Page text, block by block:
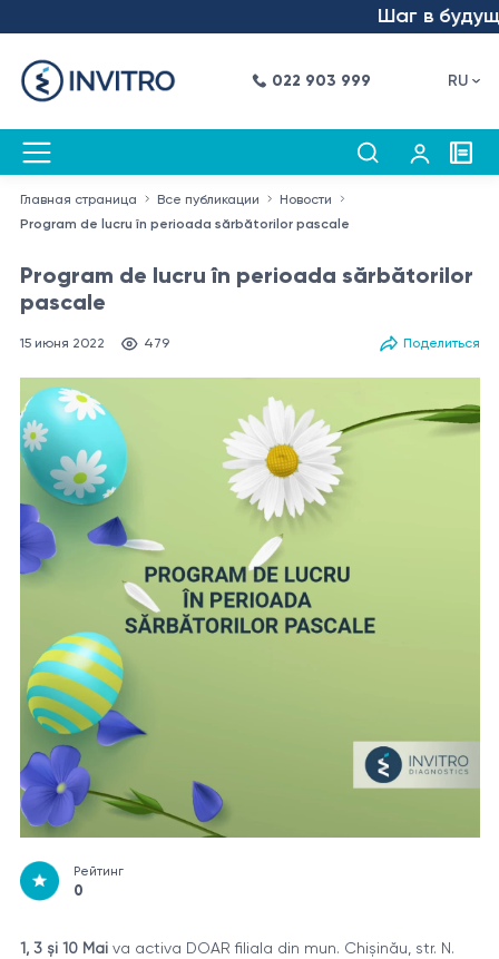
Шаг в
022 903 999 RU
Главная страница Все публикации
Новости
Program de lucru în perioada sărbătorilor pascale
Program de lucru în perioada sărbătorilor
pascale
15 июня 2022 479 Поделиться
Рейтинг
0
1, 3 și 10 Maiva activa DOAR filiala din mun. Chișinău, str. N.